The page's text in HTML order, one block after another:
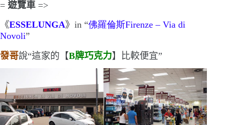
= 遊覽車 =>
《ESSELUNGA》 in “佛羅倫斯Firenze – Via di
Novoli”
發哥說“這家的【B牌巧克力】比較便宜”